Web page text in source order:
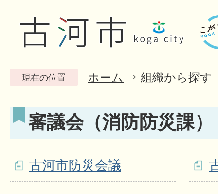
現在の位置 ホーム 組織から探す
審議会（消防防災課）
古河市防災会議